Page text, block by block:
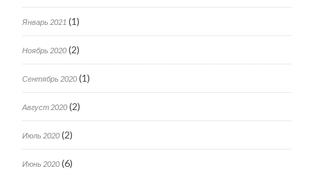
Январь 2021 (1)
Ноябрь 2020(2)
Сентябрь 2020(1)
Август 2020(2)
Июль 2020(2)
Июнь 2020(6)